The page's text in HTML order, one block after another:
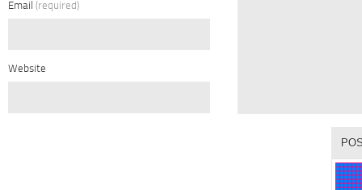
Email (required)
Website